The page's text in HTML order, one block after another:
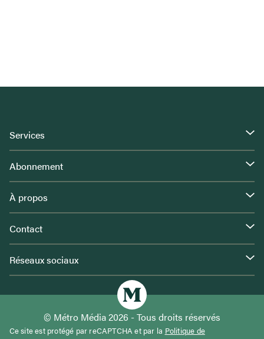
Services
Abonnement
À propos
Contact
Réseaux sociaux
© Métro Média 2026 - Tous droits réservés
Ce site est protégé par reCAPTCHA et par la Politique de